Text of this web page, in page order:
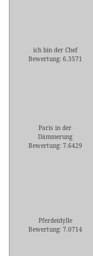
ich bin der Chef
Bewertung: 6.3571
Paris in der
Dämmerung
Bewertung: 7.6429
Pferdeidylle
Bewertung: 7.0714